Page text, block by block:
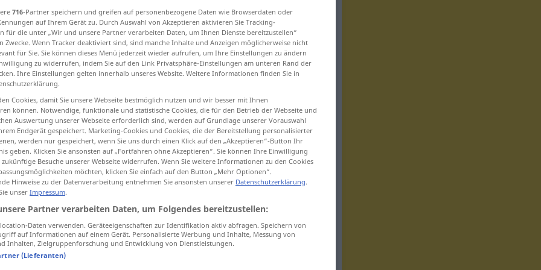
of view, aspect
Blickwinkel
Blickwinkel FIG
für "Blickwinkel"
geprüft)
716-Partner speichern und greifen auf personenbezogene Daten wie Browserdaten oder
auf Ihrem Gerät zu. Durch Auswahl von Akzeptieren aktivieren Sie Tracking-
für die unter „Wir und unsere Partner verarbeiten Daten, um Ihnen Dienste bereitzustellen“
Zwecke. Wenn Tracker deaktiviert sind, sind manche Inhalte und Anzeigen möglicherweise nicht
für Sie. Sie können dieses Menü jederzeit wieder aufrufen, um Ihre Einstellungen zu ändern
zu widerrufen, indem Sie auf den Link Privatsphäre-Einstellungen am unteren Rand der
Ihre Einstellungen gelten innerhalb unseres Website. Weitere Informationen finden Sie in
Cookies, damit Sie unsere Webseite bestmöglich nutzen und wir besser mit Ihnen
können. Notwendige, funktionale und statistische Cookies, die für den Betrieb der Webseite und
Auswertung unserer Webseite erforderlich sind, werden auf Grundlage unserer Vorauswahl
Endgerät gespeichert. Marketing-Cookies und Cookies, die der Bereitstellung personalisierter
werden nur gespeichert, wenn Sie uns durch einen Klick auf den „Akzeptieren“-Button Ihr
geben. Klicken Sie ansonsten auf „Fortfahren ohne Akzeptieren“. Sie können Ihre Einwilligung
Besuche unserer Webseite widerrufen. Wenn Sie weitere Informationen zu den Cookies
möchten, klicken Sie einfach auf den Button „Mehr Optionen“.
Hinweise zu der Datenverarbeitung entnehmen Sie ansonsten unserer Datenschutzerklärung.
unser Impressum.
Partner verarbeiten Daten, um Folgendes bereitzustellen:
Daten verwenden. Geräteeigenschaften zur Identifikation aktiv abfragen. Speichern von
auf Informationen auf einem Gerät. Personalisierte Werbung und Inhalte, Messung von
Inhalten, Zielgruppenforschung und Entwicklung von Dienstleistungen.
(Lieferanten)